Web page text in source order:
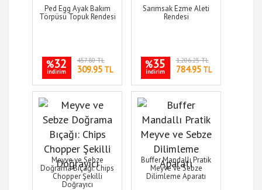
Ped Egg Ayak Bakım
Törpüsü Topuk Rendesi
%32
indirim
457.80 TL
309.95TL
Sarımsak Ezme Aleti
Rendesi
%35
indirim
1,206.25 TL
784.95TL
Meyve ve Sebze
Doğrama Bıçağı: Chips
Chopper Şekilli
Doğrayıcı
Buffer Mandallı Pratik
Meyve ve Sebze
Dilimleme Aparatı